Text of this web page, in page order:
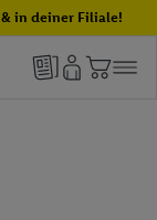
& in deiner Filiale!